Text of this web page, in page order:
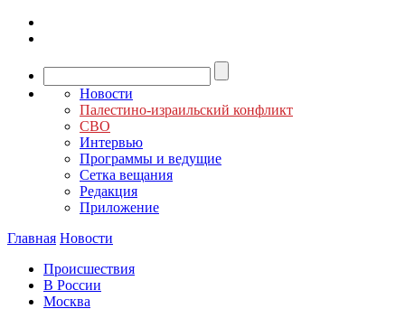
Новости
Палестино-израильский конфликт
СВО
Интервью
Программы и ведущие
Сетка вещания
Редакция
Приложение
Главная Новости
Происшествия
В России
Москва